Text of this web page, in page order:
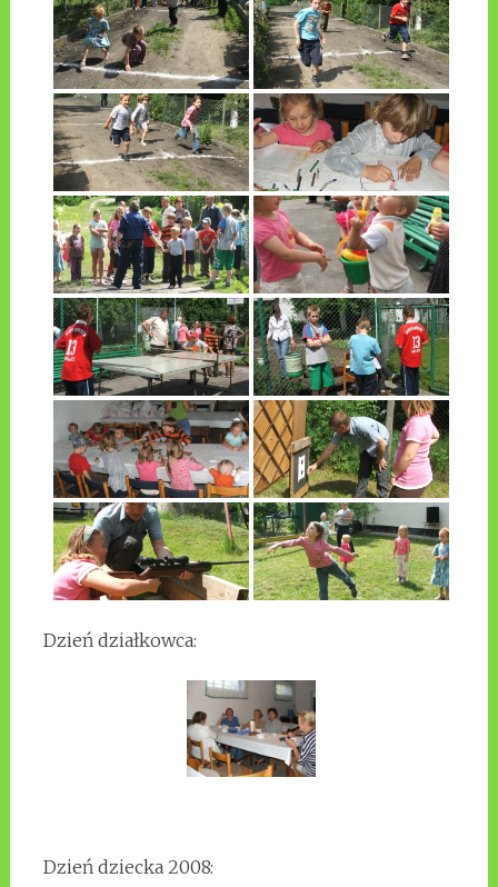
Dzień działkowca:
Dzień dziecka 2008: